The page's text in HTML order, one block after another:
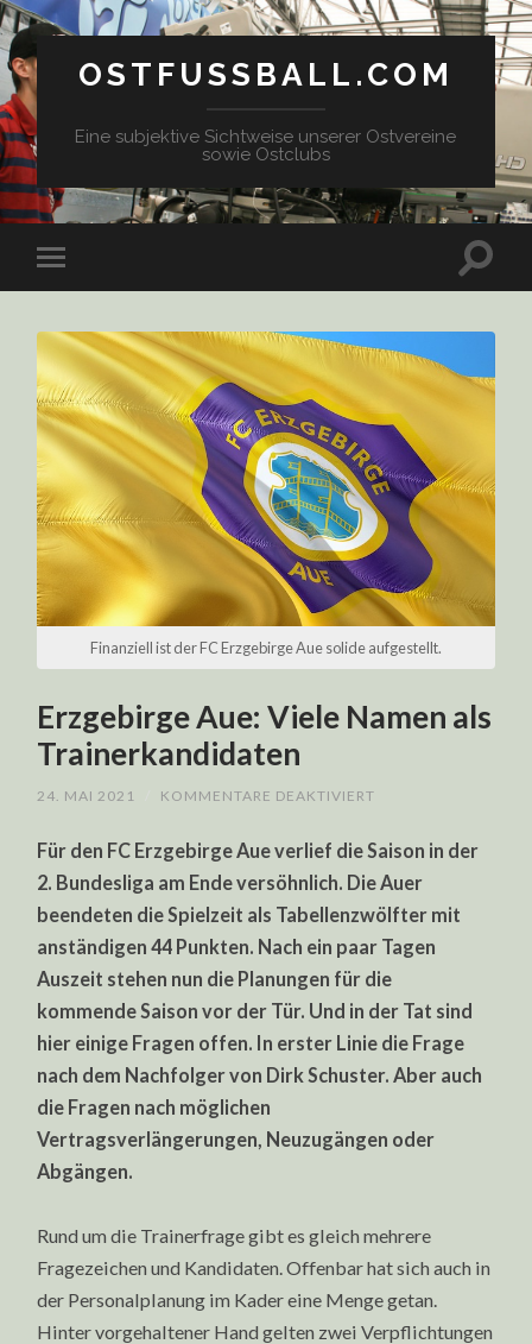
OSTFUSSBALL.COM
Eine subjektive Sichtweise unserer Ostvereine
sowie Ostclubs
Finanziell ist der FC Erzgebirge Aue solide aufgestellt.
Erzgebirge Aue: Viele Namen als
Trainerkandidaten
24. MAI 2021 KOMMENTARE DEAKTIVIERT
VIELE
ALS
Für den FC Erzgebirge Aue verlief die Saison in der
2. Bundesliga am Ende versöhnlich. Die Auer
beendeten die Spielzeit als Tabellenzwölfter mit
anständigen 44 Punkten. Nach ein paar Tagen
Auszeit stehen nun die Planungen für die
kommende Saison vor der Tür. Und in der Tat sind
hier einige Fragen offen. In erster Linie die Frage
nach dem Nachfolger von Dirk Schuster. Aber auch
die Fragen nach möglichen
Vertragsverlängerungen, Neuzugängen oder
Abgängen.
Rund um die Trainerfrage gibt es gleich mehrere
Fragezeichen und Kandidaten. Offenbar hat sich auch in
der Personalplanung im Kader eine Menge getan.
Hinter vorgehaltener Hand gelten zwei Verpflichtungen